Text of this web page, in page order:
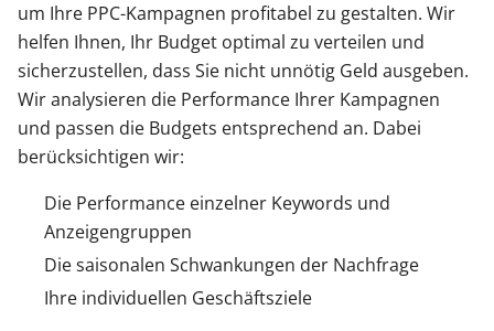
um Ihre PPC-Kampagnen profitabel zu gestalten. Wir
helfen Ihnen, Ihr Budget optimal zu verteilen und
sicherzustellen, dass Sie nicht unnötig Geld ausgeben.
Wir analysieren die Performance Ihrer Kampagnen
und passen die Budgets entsprechend an. Dabei
berücksichtigen wir:
Die Performance einzelner Keywords und
Anzeigengruppen
Die saisonalen Schwankungen der Nachfrage
Ihre individuellen Geschäftsziele